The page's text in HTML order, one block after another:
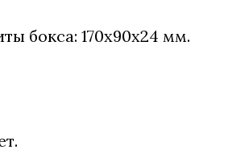
бокса: 170х90х24 мм.